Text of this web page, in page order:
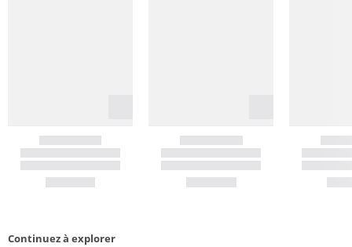
Continuez à explorer